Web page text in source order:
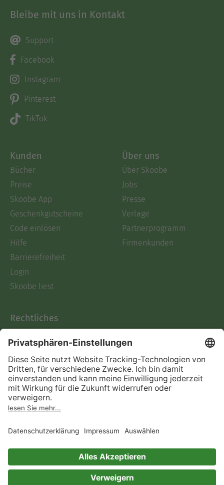
Bleibe mit uns in Kontakt
Support
Facebook
Instagram
Pinterest
TikTok
Kunden
Bücher
Preise
Skoobe App
Geschenkgutscheine
Code einlösen
Hilfe
Barrierefreiheit
Login
Skoobe liest
Über uns
Über Skoobe
Jobs
Presse
Verlage
Partnerprogramm
Firmenkunden
Rechtliches
AGB
Informationen nach Data
Act
Verträge hier kündigen
Impressum
Immer ein gutes Buch